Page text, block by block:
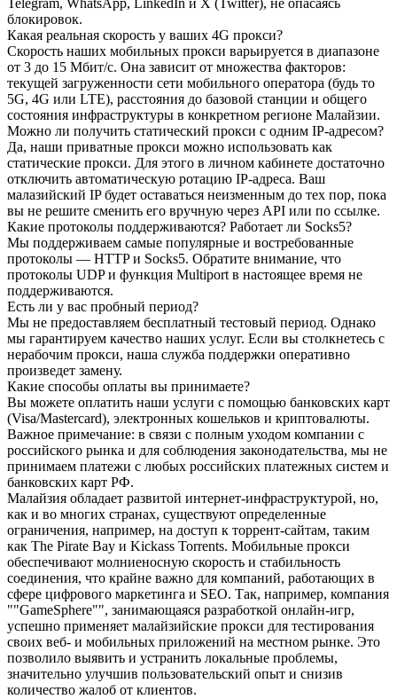
Telegram, WhatsApp, LinkedIn и X (Twitter), не опасаясь
блокировок.
Какая реальная скорость у ваших 4G прокси?
Скорость наших мобильных прокси варьируется в диапазоне
от 3 до 15 Мбит/с. Она зависит от множества факторов:
текущей загруженности сети мобильного оператора (будь то
5G, 4G или LTE), расстояния до базовой станции и общего
состояния инфраструктуры в конкретном регионе Малайзии.
Можно ли получить статический прокси с одним IP-адресом?
Да, наши приватные прокси можно использовать как
статические прокси. Для этого в личном кабинете достаточно
отключить автоматическую ротацию IP-адреса. Ваш
малазийский IP будет оставаться неизменным до тех пор, пока
вы не решите сменить его вручную через API или по ссылке.
Какие протоколы поддерживаются? Работает ли Socks5?
Мы поддерживаем самые популярные и востребованные
протоколы — HTTP и Socks5. Обратите внимание, что
протоколы UDP и функция Multiport в настоящее время не
поддерживаются.
Есть ли у вас пробный период?
Мы не предоставляем бесплатный тестовый период. Однако
мы гарантируем качество наших услуг. Если вы столкнетесь с
нерабочим прокси, наша служба поддержки оперативно
произведет замену.
Какие способы оплаты вы принимаете?
Вы можете оплатить наши услуги с помощью банковских карт
(Visa/Mastercard), электронных кошельков и криптовалюты.
Важное примечание: в связи с полным уходом компании с
российского рынка и для соблюдения законодательства, мы не
принимаем платежи с любых российских платежных систем и
банковских карт РФ.
Малайзия обладает развитой интернет-инфраструктурой, но,
как и во многих странах, существуют определенные
ограничения, например, на доступ к торрент-сайтам, таким
как The Pirate Bay и Kickass Torrents. Мобильные прокси
обеспечивают молниеносную скорость и стабильность
соединения, что крайне важно для компаний, работающих в
сфере цифрового маркетинга и SEO. Так, например, компания
""GameSphere"", занимающаяся разработкой онлайн-игр,
успешно применяет малайзийские прокси для тестирования
своих веб- и мобильных приложений на местном рынке. Это
позволило выявить и устранить локальные проблемы,
значительно улучшив пользовательский опыт и снизив
количество жалоб от клиентов.